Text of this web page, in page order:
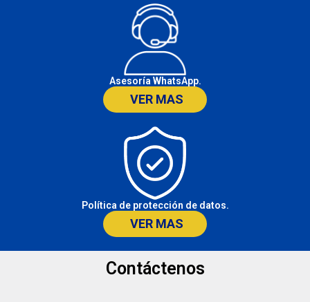
Asesoría WhatsApp.
VER MAS
Política de protección de datos.
VER MAS
Contáctenos